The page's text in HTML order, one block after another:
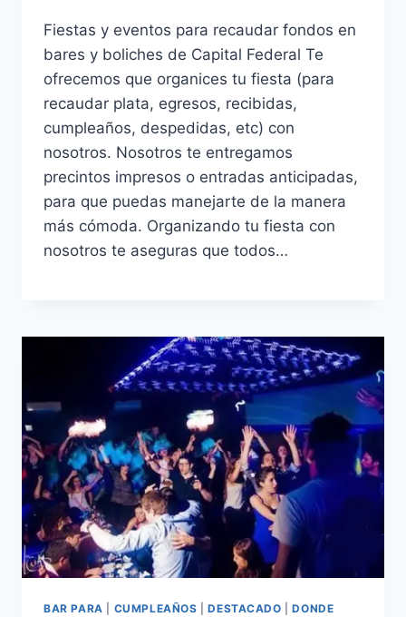
Fiestas y eventos para recaudar fondos en
bares y boliches de Capital Federal Te
ofrecemos que organices tu fiesta (para
recaudar plata, egresos, recibidas,
cumpleaños, despedidas, etc) con
nosotros. Nosotros te entregamos
precintos impresos o entradas anticipadas,
para que puedas manejarte de la manera
más cómoda. Organizando tu fiesta con
nosotros te aseguras que todos…
BAR PARA CUMPLEAÑOS |DESTACADO |DONDE